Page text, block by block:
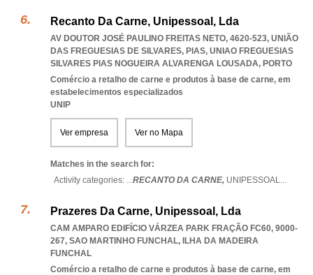
Recanto Da Carne, Unipessoal, Lda
AV DOUTOR JOSÉ PAULINO FREITAS NETO, 4620-523, UNIÃO
DAS FREGUESIAS DE SILVARES, PIAS, UNIAO FREGUESIAS
SILVARES PIAS NOGUEIRA ALVARENGA LOUSADA, PORTO
Comércio a retalho de carne e produtos à base de carne, em
estabelecimentos especializados
UNIP
Ver empresa Ver no Mapa
Matches in the search for:
Activity categories: ...RECANTO DA CARNE, UNIPESSOAL...
Prazeres Da Carne, Unipessoal, Lda
CAM AMPARO EDIFÍCIO VÁRZEA PARK FRAÇÃO FC60, 9000-
267, SAO MARTINHO FUNCHAL, ILHA DA MADEIRA
FUNCHAL
Comércio a retalho de carne e produtos à base de carne, em